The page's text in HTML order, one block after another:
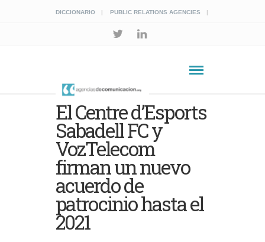
DICCIONARIO PUBLIC RELATIONS AGENCIES
El Centre d’Esports
Sabadell FC y
VozTelecom
firman un nuevo
acuerdo de
patrocinio hasta el
2021